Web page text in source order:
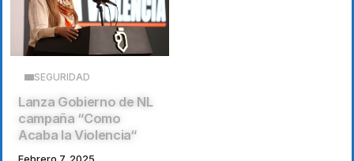
SEGURIDAD
Lanza Gobierno de NL
campaña “Como
Acaba la Violencia“